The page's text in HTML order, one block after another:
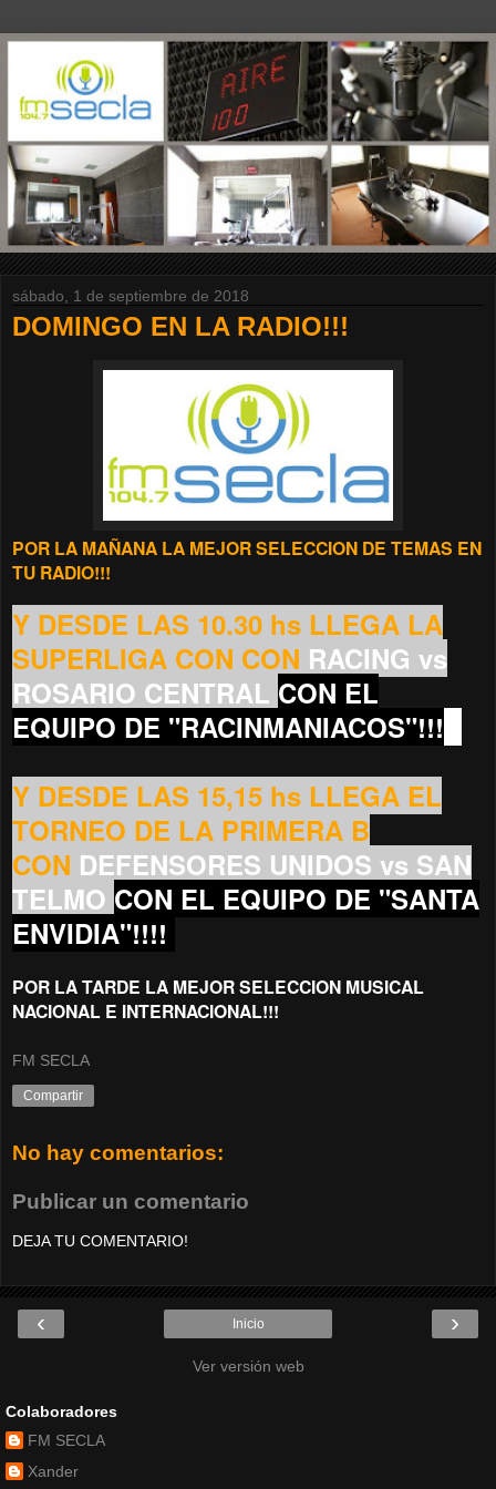
sábado, 1 de septiembre de 2018
DOMINGO EN LA RADIO!!!
POR LA MAÑANA LA MEJOR SELECCION DE TEMAS EN
TU RADIO!!!
Y DESDE LAS 10.30 hs LLEGA LA
SUPERLIGA CON CON RACING vs
ROSARIO CENTRAL CON EL
EQUIPO DE "RACINMANIACOS"!!!
Y DESDE LAS 15,15 hs LLEGA EL
TORNEO DE LA PRIMERA B
CON DEFENSORES UNIDOS vs SAN
TELMO CON EL EQUIPO DE "SANTA
ENVIDIA"!!!!
POR LA TARDE LA MEJOR SELECCION MUSICAL
NACIONAL E INTERNACIONAL!!!
FM SECLA
Compartir
No hay comentarios:
Publicar un comentario
DEJA TU COMENTARIO!
‹ ›
Inicio
Ver versión web
Colaboradores
FM SECLA
Xander